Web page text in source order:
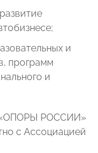
и
программ
и
«ОПОРЫ РОССИИ»
с Ассоциацией